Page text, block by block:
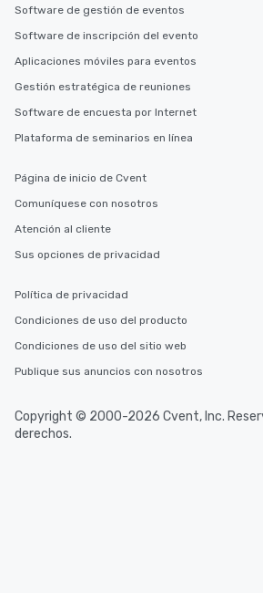
Software de gestión de eventos
Software de inscripción del evento
Aplicaciones móviles para eventos
Gestión estratégica de reuniones
Software de encuesta por Internet
Plataforma de seminarios en línea
Página de inicio de Cvent
Comuníquese con nosotros
Atención al cliente
Sus opciones de privacidad
Política de privacidad
Condiciones de uso del producto
Condiciones de uso del sitio web
Publique sus anuncios con nosotros
Copyright © 2000-2026 Cvent, Inc.
derechos.